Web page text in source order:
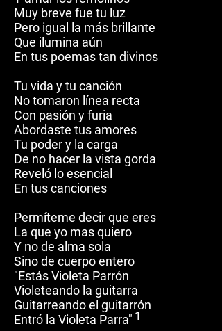
Muy breve fue tu luz
Pero igual la más brillante
Que ilumina aún
En tus poemas tan divinos
Tu vida y tu canción
No tomaron línea recta
Con pasión y furia
Abordaste tus amores
Tu poder y la carga
De no hacer la vista gorda
Reveló lo esencial
En tus canciones
Permíteme decir que eres
La que yo mas quiero
Y no de alma sola
Sino de cuerpo entero
"Estás Violeta Parrón
Violeteando la guitarra
Guitarreando el guitarrón
Entró la Violeta Parra" 1